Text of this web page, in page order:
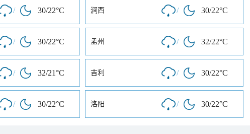
/ 30/22°C 涧西 / 30/22°C
/ 30/22°C 孟州 / 32/22°C
/ 32/21°C 吉利 / 30/22°C
/ 30/22°C 洛阳 / 30/22°C